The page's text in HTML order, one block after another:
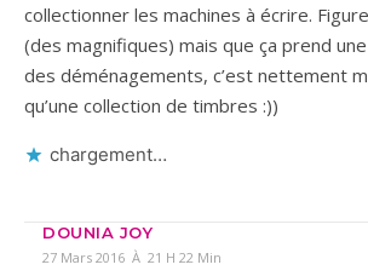
collectionner les machines à écrire.
(des magnifiques) mais que ça prend
des déménagements, c’est nettement
qu’une collection de timbres :))
chargement…
DOUNIA JOY
27 Mars 2016 À 21 H 22 Min